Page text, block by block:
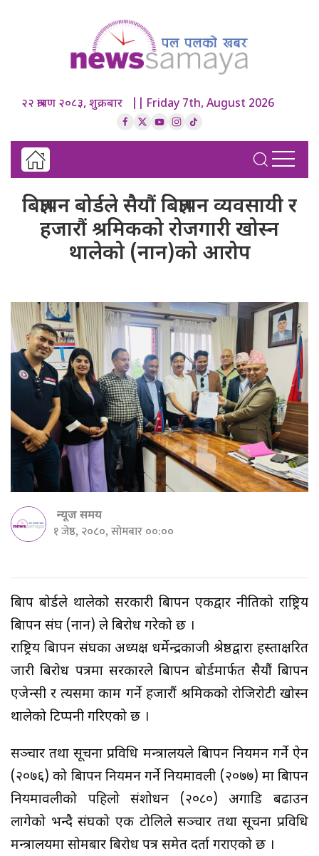
२२ श्रावण २०८३, शुक्रबार || Friday 7th, August 2026
बिज्ञापन बोर्डले सैयौं बिज्ञापन व्यवसायी र
हजारौं श्रमिकको रोजगारी खोस्न
थालेको (नान)को आरोप
न्यूज समय
१ जेष्ठ, २०८०, सोमबार ००:००
बिज्ञाप बोर्डले थालेको सरकारी बिज्ञापन एकद्वार नीतिको राष्ट्रिय
बिज्ञापन संघ (नान) ले बिरोध गरेको छ ।
राष्ट्रिय बिज्ञापन संघका अध्यक्ष धर्मेन्द्रकाजी श्रेष्ठद्वारा हस्ताक्षरित
जारी बिरोध पत्रमा सरकारले बिज्ञापन बोर्डमार्फत सैयौं बिज्ञापन
एजेन्सी र त्यसमा काम गर्ने हजारौं श्रमिकको रोजिरोटी खोस्न
थालेको टिप्पनी गरिएको छ ।
सञ्चार तथा सूचना प्रविधि मन्त्रालयले बिज्ञापन नियमन गर्ने ऐन
(२०७६) को बिज्ञापन नियमन गर्ने नियमावली (२०७७) मा बिज्ञापन
नियमावलीको पहिलो संशोधन (२०८०) अगाडि बढाउन
लागेको भन्दै संघको एक टोलिले सञ्चार तथा सूचना प्रविधि
मन्त्रालयमा सोमबार बिरोध पत्र समेत दर्ता गराएको छ ।